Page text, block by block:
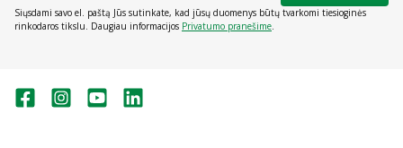
Siųsdami savo el. paštą Jūs sutinkate, kad jūsų duomenys būtų tvarkomi tiesioginės
rinkodaros tikslu. Daugiau informacijos Privatumo pranešime.